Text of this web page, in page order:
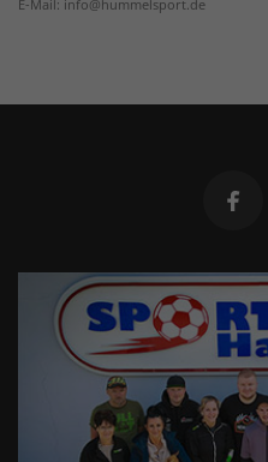
E-Mail: info@hummelsport.de